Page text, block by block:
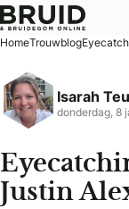
Eyecatching
HomeTrouwblog
Isarah
donderdag, 8
Justin